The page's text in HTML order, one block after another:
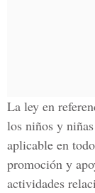
La ley en
los niños y
aplicable en
promoción y
actividades